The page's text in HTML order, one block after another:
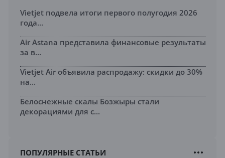
Vietjet подвела итоги первого полугодия 2026
года...
Air Astana представила финансовые результаты
за в...
Vietjet Air объявила распродажу: скидки до 30%
на...
Белоснежные скалы Бозжыры стали
декорациями для с...
ПОПУЛЯРНЫЕ СТАТЬИ